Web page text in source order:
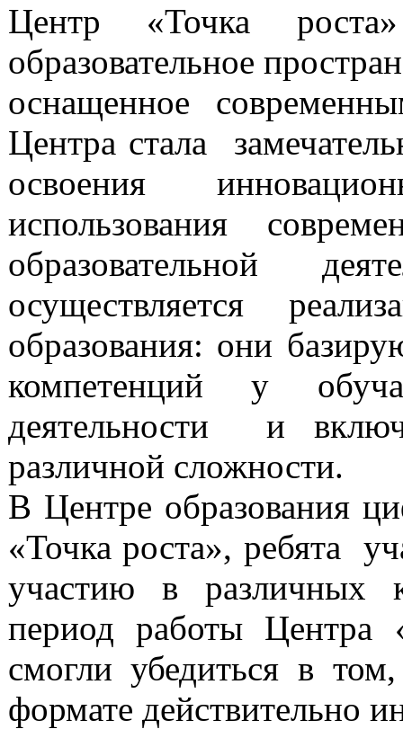
Центр «Точка
образовательное
оснащенное
Центра стала
освоения
использования
образовательной
осуществляется
образования: они
компетенций у
деятельности и
различной сложности.
В Центре образования
«Точка роста», ребята
участию в различных
период работы Центра
смогли убедиться в
формате действительно